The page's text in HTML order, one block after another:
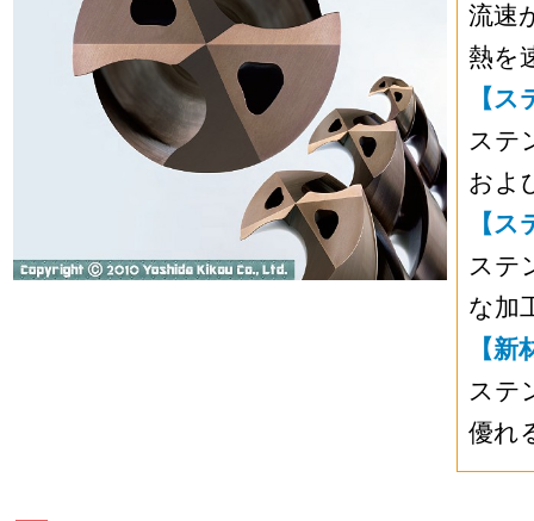
流速
熱を
【
ステ
およ
【
ステ
な加
【
ステ
優れ